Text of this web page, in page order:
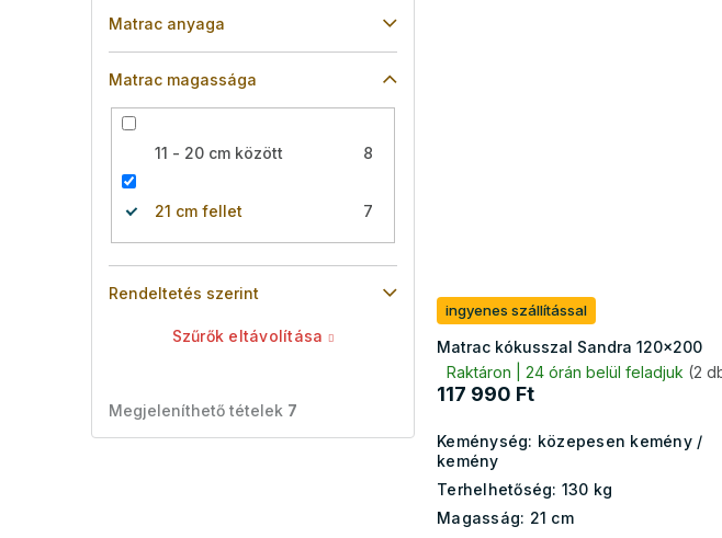
Matrac anyaga
Matrac magassága
11 - 20 cm között 8
21 cm fellet 7
Rendeltetés szerint
Szűrők eltávolítása
Megjeleníthető tételek 7
ingyenes szállítással
Matrac kókusszal Sandra 120x200
Raktáron | 24 órán belül feladjuk (2
117 990 Ft
Keménység: közepesen kemény /
kemény
Terhelhetőség: 130 kg
Magasság: 21 cm